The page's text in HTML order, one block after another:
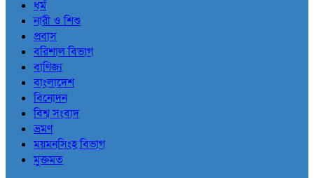
ধর্ম
নারী ও শিশু
প্রবাস
বরিশাল বিভাগ
বাণিজ্য
বাংলাদেশ
বিনোদন
বিশ্ব সংবাদ
ভ্রমণ
ময়মনসিংহ বিভাগ
মুক্তমত